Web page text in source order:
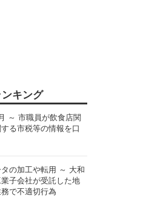
キング
～ 市職員が飲食店関
る市税等の情報を口
の加工や転用 ～ 大和
子会社が受託した地
で不適切行為